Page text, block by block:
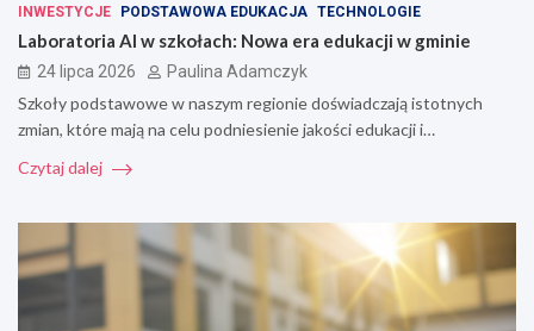
INWESTYCJE PODSTAWOWA EDUKACJA TECHNOLOGIE
Laboratoria AI w szkołach: Nowa era edukacji w gminie
24 lipca 2026 Paulina Adamczyk
Szkoły podstawowe w naszym regionie doświadczają istotnych
zmian, które mają na celu podniesienie jakości edukacji i…
Czytaj dalej